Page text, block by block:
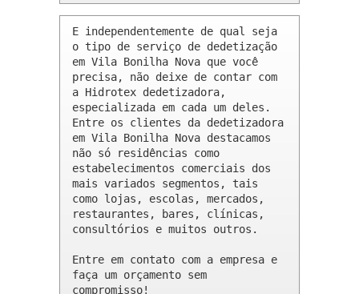
E independentemente de qual seja
o tipo de serviço de dedetização
em Vila Bonilha Nova que você
precisa, não deixe de contar com
a Hidrotex dedetizadora,
especializada em cada um deles.
Entre os clientes da dedetizadora
em Vila Bonilha Nova destacamos
não só residências como
estabelecimentos comerciais dos
mais variados segmentos, tais
como lojas, escolas, mercados,
restaurantes, bares, clínicas,
consultórios e muitos outros.
Entre em contato com a empresa e
faça um orçamento sem
compromisso!